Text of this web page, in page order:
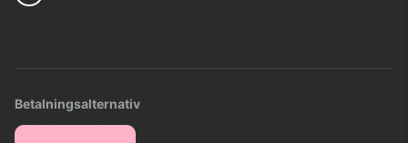
Betalningsalternativ